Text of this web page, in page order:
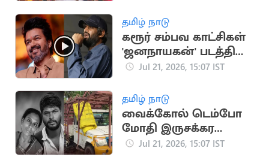
பெறத் திட்டம்
தமிழ் நாடு
கரூர் சம்பவ காட்சிகள்
'ஜனநாயகன்' படத்தில்
பயன்படுத்தப்பட்டதா?
Jul 21, 2026, 15:07 IST
தமிழ் நாடு
வைக்கோல் டெம்போ
மோதி இருசக்கர
வாகனத்தில் சென்ற
Jul 21, 2026, 15:07 IST